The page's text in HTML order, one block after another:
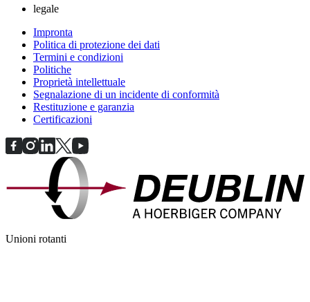
legale
Impronta
Politica di protezione dei dati
Termini e condizioni
Politiche
Proprietà intellettuale
Segnalazione di un incidente di conformità
Restituzione e garanzia
Certificazioni
Unioni rotanti